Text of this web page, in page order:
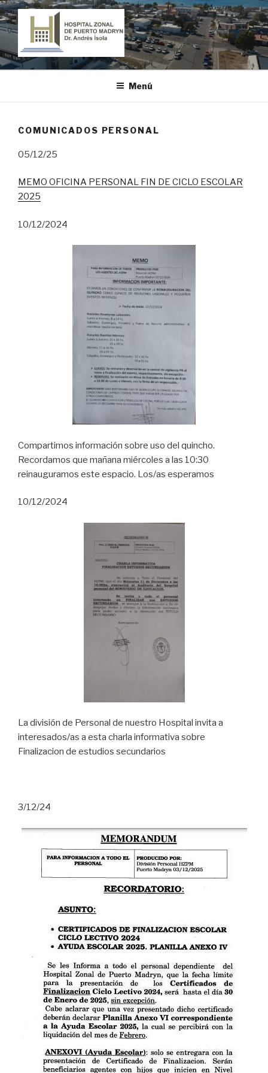
Ir
al
contenido
HOSPITAL ZONAL DE PUERTO
"Dr. Andrés Ísola"
Menú
COMUNICADOS PERSONAL
05/12/25
MEMO OFICINA PERSONAL FIN DE CICLO ESCOLAR
2025
10/12/2024
Compartimos información sobre uso del quincho.
Recordamos que mañana miércoles a las 10:30
reinauguramos este espacio. Los/as esperamos
10/12/2024
La división de Personal de nuestro Hospital invita a
interesados/as a esta charla informativa sobre
Finalizacion de estudios secundarios
3/12/24